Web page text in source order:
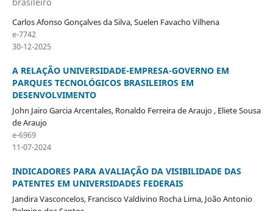
Carlos Afonso Gonçalves da Silva, Suelen Favacho Vilhena
e-7742
30-12-2025
A RELAÇÃO UNIVERSIDADE-EMPRESA-GOVERNO EM
PARQUES TECNOLÓGICOS BRASILEIROS EM
DESENVOLVIMENTO
John Jairo Garcia Arcentales, Ronaldo Ferreira de Araujo , Eliete Sousa
de Araujo
e-6969
11-07-2024
INDICADORES PARA AVALIAÇÃO DA VISIBILIDADE DAS
PATENTES EM UNIVERSIDADES FEDERAIS
Jandira Vasconcelos, Francisco Valdivino Rocha Lima, João Antonio